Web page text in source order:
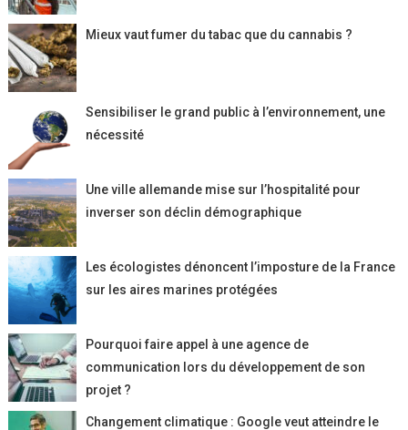
Mieux vaut fumer du tabac que du cannabis ?
Sensibiliser le grand public à l’environnement, une
nécessité
Une ville allemande mise sur l’hospitalité pour
inverser son déclin démographique
Les écologistes dénoncent l’imposture de la France
sur les aires marines protégées
Pourquoi faire appel à une agence de
communication lors du développement de son
projet ?
Changement climatique : Google veut atteindre le